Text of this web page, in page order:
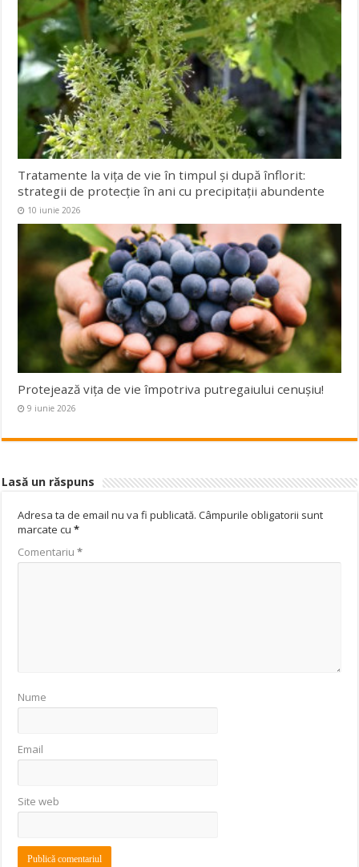
Tratamente la vița de vie în timpul și după înflorit:
strategii de protecție în ani cu precipitații abundente
10 iunie 2026
Protejează viţa de vie împotriva putregaiului cenuşiu!
9 iunie 2026
Lasă un răspuns
Adresa ta de email nu va fi publicată. Câmpurile obligatorii sunt
marcate cu*
Comentariu*
Nume
Email
Site web